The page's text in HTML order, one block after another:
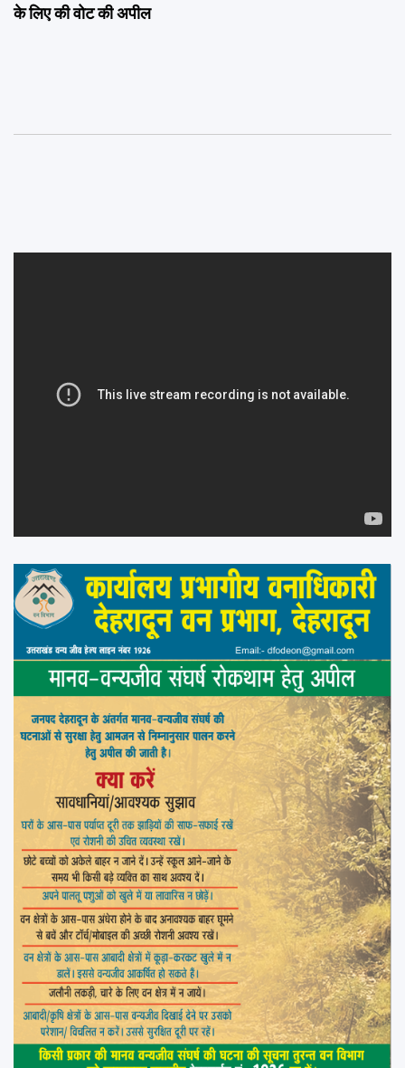
के लिए की वोट की अपील